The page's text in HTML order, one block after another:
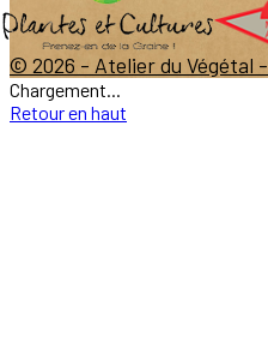
© 2026 - Atelier du Végétal -
Chargement...
Retour en haut